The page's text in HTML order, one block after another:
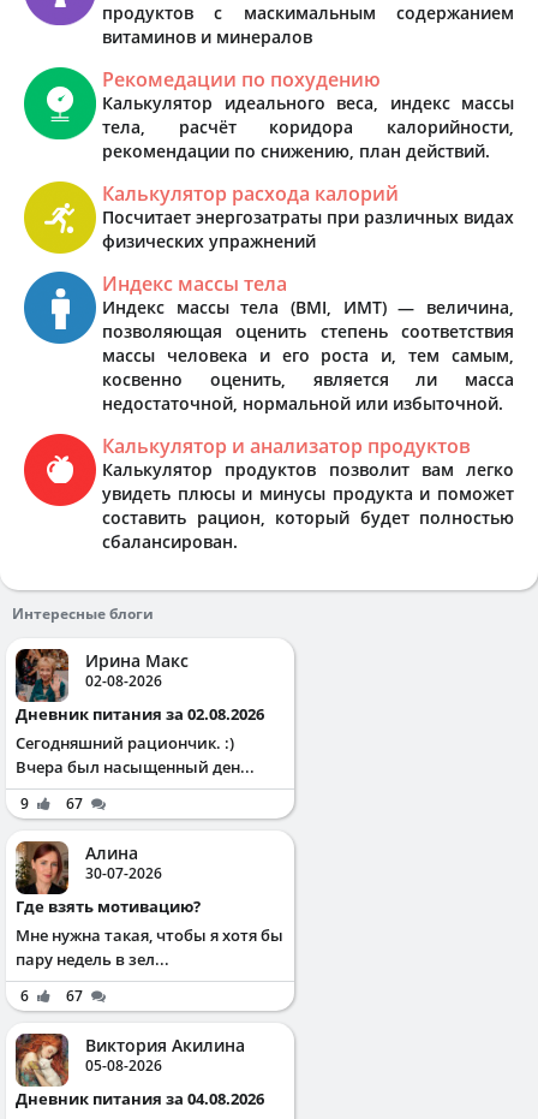
продуктов с маскимальным содержанием
витаминов и минералов
Рекомедации по похудению
Калькулятор идеального веса, индекс массы
тела, расчёт коридора калорийности,
рекомендации по снижению, план действий.
Калькулятор расхода калорий
Посчитает энергозатраты при различных видах
физических упражнений
Индекс массы тела
Индекс массы тела (BMI, ИМТ) — величина,
позволяющая оценить степень соответствия
массы человека и его роста и, тем самым,
косвенно оценить, является ли масса
недостаточной, нормальной или избыточной.
Калькулятор и анализатор продуктов
Калькулятор продуктов позволит вам легко
увидеть плюсы и минусы продукта и поможет
составить рацион, который будет полностью
сбалансирован.
Интересные блоги
Ирина Макс
02-08-2026
Дневник питания за 02.08.2026
Сегодняшний рациончик. :)
Вчера был насыщенный ден...
9 67
Алина
30-07-2026
Где взять мотивацию?
Мне нужна такая, чтобы я хотя бы
пару недель в зел...
6 67
Виктория Акилина
05-08-2026
Дневник питания за 04.08.2026